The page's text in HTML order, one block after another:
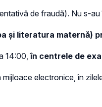
de fraudă). Nu s-
și literatura maternă)
14:00,în centrele de
electronice, în